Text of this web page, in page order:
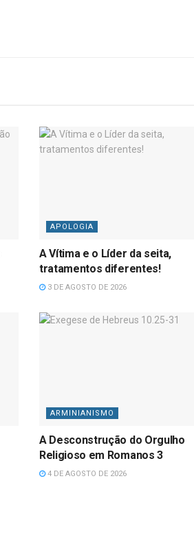
APOLOGIA
A Vítima e o Líder da seita,
tratamentos diferentes!
3 DE AGOSTO DE 2026
ARMINIANISMO
A Desconstrução do Orgulho
Religioso em Romanos 3
4 DE AGOSTO DE 2026